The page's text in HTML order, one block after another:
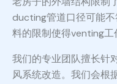
ducting管道口径可能
料的限制使得venting工
我们的专业团队擅长针
风系统改造。我们会根